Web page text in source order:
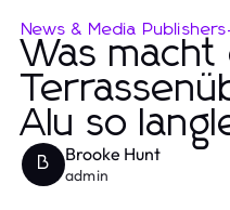
News & Media Publishers
Was macht
Alu so
B Brooke Hunt
admin